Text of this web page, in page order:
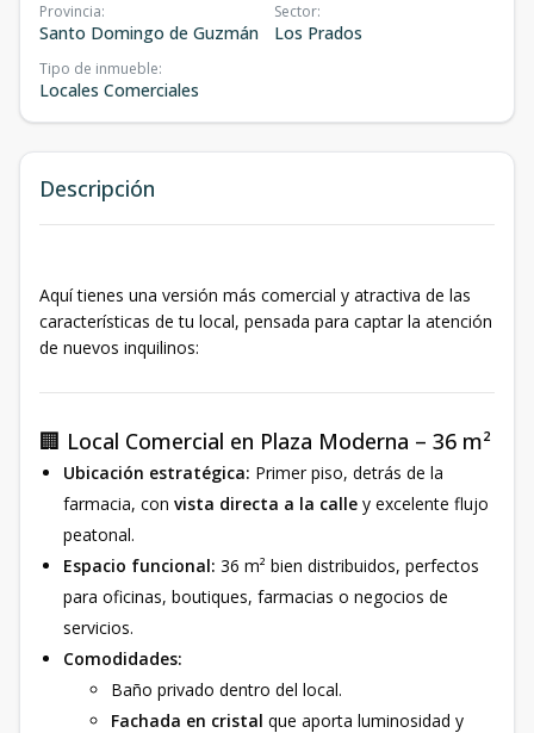
Provincia:
Santo Domingo de Guzmán
Sector:
Los Prados
Tipo de inmueble:
Locales Comerciales
Descripción
Aquí tienes una versión más comercial y atractiva de las
características de tu local, pensada para captar la atención
de nuevos inquilinos:
🏢 Local Comercial en Plaza Moderna – 36 m²
Ubicación estratégica: Primer piso, detrás de la
farmacia, con vista directa a la calle y excelente flujo
peatonal.
Espacio funcional: 36 m² bien distribuidos, perfectos
para oficinas, boutiques, farmacias o negocios de
servicios.
Comodidades:
Baño privado dentro del local.
Fachada en cristal que aporta luminosidad y